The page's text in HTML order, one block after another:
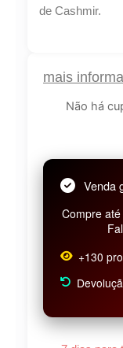
mais
Não há
Venda
Compre
+130
R$
6x de
de Cashmir.